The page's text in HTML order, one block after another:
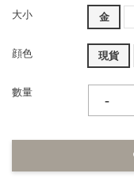
大小 金
顔色 現貨
數量
-